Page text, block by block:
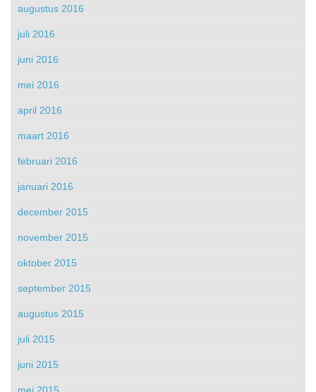
augustus 2016
juli 2016
juni 2016
mei 2016
april 2016
maart 2016
februari 2016
januari 2016
december 2015
november 2015
oktober 2015
september 2015
augustus 2015
juli 2015
juni 2015